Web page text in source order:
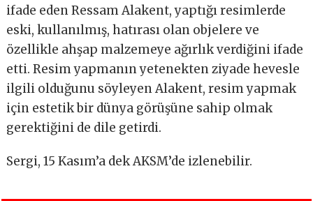
ifade eden Ressam Alakent, yaptığı resimlerde
eski, kullanılmış, hatırası olan objelere ve
özellikle ahşap malzemeye ağırlık verdiğini ifade
etti. Resim yapmanın yetenekten ziyade hevesle
ilgili olduğunu söyleyen Alakent, resim yapmak
için estetik bir dünya görüşüne sahip olmak
gerektiğini de dile getirdi.
Sergi, 15 Kasım’a dek AKSM’de izlenebilir.